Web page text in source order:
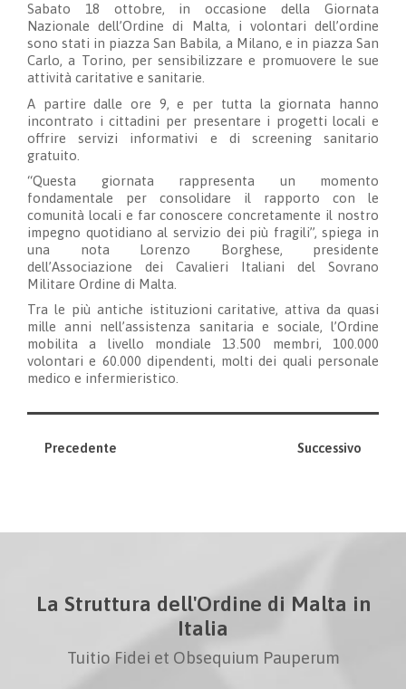
Sabato 18 ottobre, in occasione della Giornata
Nazionale dell’Ordine di Malta, i volontari dell’ordine
sono stati in piazza San Babila, a Milano, e in piazza San
Carlo, a Torino, per sensibilizzare e promuovere le sue
attività caritative e sanitarie.
A partire dalle ore 9, e per tutta la giornata hanno
incontrato i cittadini per presentare i progetti locali e
offrire servizi informativi e di screening sanitario
gratuito.
“Questa giornata rappresenta un momento
fondamentale per consolidare il rapporto con le
comunità locali e far conoscere concretamente il nostro
impegno quotidiano al servizio dei più fragili”, spiega in
una nota Lorenzo Borghese, presidente
dell’Associazione dei Cavalieri Italiani del Sovrano
Militare Ordine di Malta.
Tra le più antiche istituzioni caritative, attiva da quasi
mille anni nell’assistenza sanitaria e sociale, l’Ordine
mobilita a livello mondiale 13.500 membri, 100.000
volontari e 60.000 dipendenti, molti dei quali personale
medico e infermieristico.
Precedente Successivo
La Struttura dell'Ordine di Malta in
Italia
Tuitio Fidei et Obsequium Pauperum